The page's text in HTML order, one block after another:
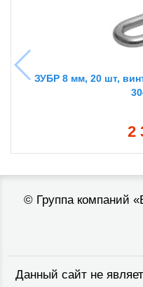
ЗУБР 8 мм, 20 шт,
2
© Группа компаний
Данный сайт не